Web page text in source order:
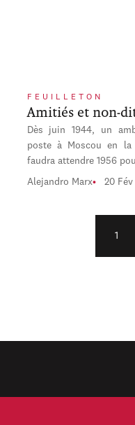
FEUILLETON
Amitiés et non-
Dès juin 1944, un
poste à Moscou en la
faudra attendre 1956
Alejandro Marx 20 Fév
1